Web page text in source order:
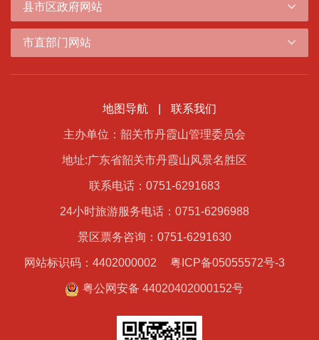
县市区政府网站
市直部门网站
地图导航 联系我们
主办单位：韶关市丹霞山管理委员会
地址:广东省韶关市丹霞山风景名胜区
联系电话：0751-6291683
24小时旅游服务电话：0751-6296988
景区票务咨询：0751-6291630
网站标识码：4402000002 粤ICP备05055572号-3
粤公网安备 44020402000152号